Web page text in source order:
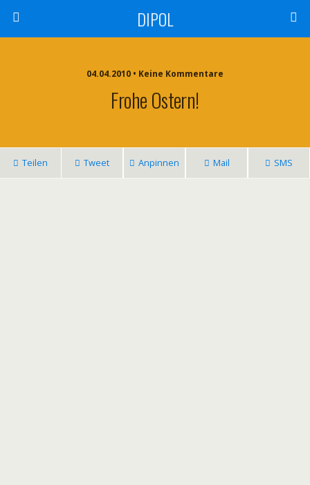
DIPOL
04.04.2010 • Keine Kommentare
Frohe Ostern!
Teilen Tweet Anpinnen Mail SMS